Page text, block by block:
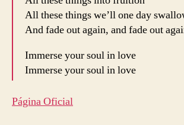
All these things we’ll one day
And fade out again, and fade out
Immerse your soul in love
Immerse your soul in love
Página Oficial